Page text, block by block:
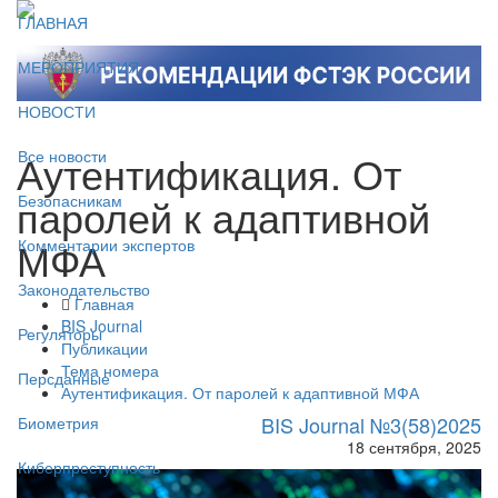
ГЛАВНАЯ
МЕРОПРИЯТИЯ
НОВОСТИ
Все новости
Безопасникам
Комментарии экспертов
Законодательство
Регуляторы
Персданные
Биометрия
Киберпреступность
Аутентификация. От
паролей к адаптивной
МФА
Главная
BIS Journal
Публикации
Тема номера
Аутентификация. От паролей к адаптивной МФА
BIS Journal №3(58)2025
18 сентября, 2025